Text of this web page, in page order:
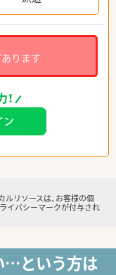
あります
ルリソースは、お客様の個
イバシーマークが付与され
…という方は